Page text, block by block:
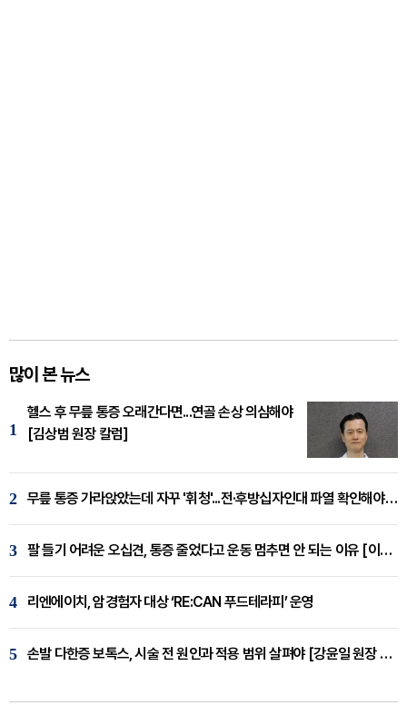
많이 본 뉴스
1
헬스 후 무릎 통증 오래간다면...연골 손상 의심해야
[김상범 원장 칼럼]
2 무릎 통증 가라앉았는데 자꾸 '휘청'...전·후방십자인대 파열 확인해야 [곽우경 원장 칼럼]
3 팔 들기 어려운 오십견, 통증 줄었다고 운동 멈추면 안 되는 이유 [이병욱 원장 칼럼]
4 리엔에이치, 암경험자 대상 ‘RE:CAN 푸드테라피’ 운영
5 손발 다한증 보톡스, 시술 전 원인과 적용 범위 살펴야 [강윤일 원장 칼럼]